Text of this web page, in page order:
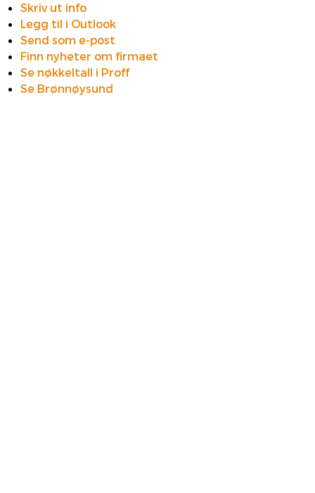
Skriv ut info
Legg til i Outlook
Send som e-post
Finn nyheter om firmaet
Se nøkkeltall i Proff
Se Brønnøysund